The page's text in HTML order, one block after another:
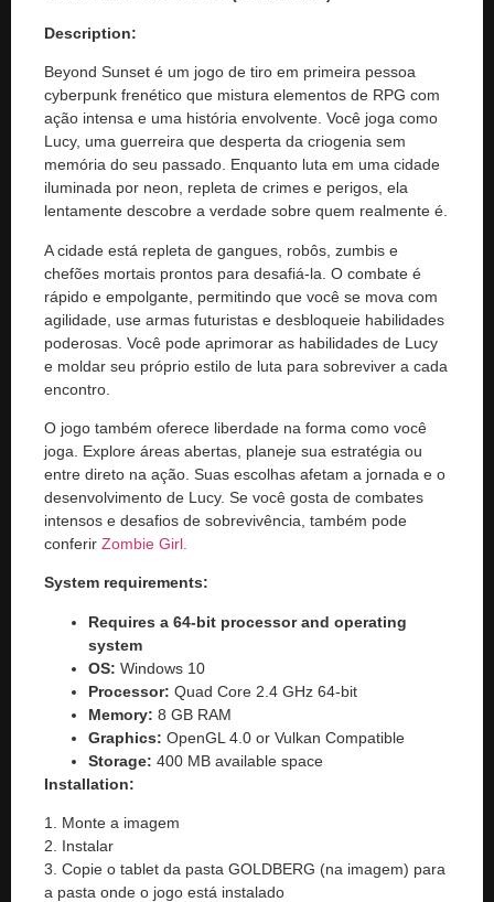
Description:
Beyond Sunset é um jogo de tiro em primeira pessoa
cyberpunk frenético que mistura elementos de RPG com
ação intensa e uma história envolvente. Você joga como
Lucy, uma guerreira que desperta da criogenia sem
memória do seu passado. Enquanto luta em uma cidade
iluminada por neon, repleta de crimes e perigos, ela
lentamente descobre a verdade sobre quem realmente é.
A cidade está repleta de gangues, robôs, zumbis e
chefões mortais prontos para desafiá-la. O combate é
rápido e empolgante, permitindo que você se mova com
agilidade, use armas futuristas e desbloqueie habilidades
poderosas. Você pode aprimorar as habilidades de Lucy
e moldar seu próprio estilo de luta para sobreviver a cada
encontro.
O jogo também oferece liberdade na forma como você
joga. Explore áreas abertas, planeje sua estratégia ou
entre direto na ação. Suas escolhas afetam a jornada e o
desenvolvimento de Lucy. Se você gosta de combates
intensos e desafios de sobrevivência, também pode
conferir Zombie Girl.
System requirements:
Requires a 64-bit processor and operating
system
OS: Windows 10
Processor: Quad Core 2.4 GHz 64-bit
Memory: 8 GB RAM
Graphics: OpenGL 4.0 or Vulkan Compatible
Storage: 400 MB available space
Installation:
1. Monte a imagem
2. Instalar
3. Copie o tablet da pasta GOLDBERG (na imagem) para
a pasta onde o jogo está instalado